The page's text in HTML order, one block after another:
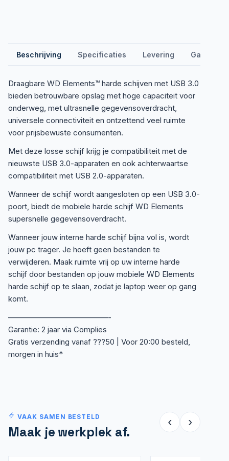
Beschrijving Specificaties Levering Garantie
Draagbare WD Elements™ harde schijven met USB 3.0
bieden betrouwbare opslag met hoge capaciteit voor
onderweg, met ultrasnelle gegevensoverdracht,
universele connectiviteit en ontzettend veel ruimte
voor prijsbewuste consumenten.
Met deze losse schijf krijg je compatibiliteit met de
nieuwste USB 3.0-apparaten en ook achterwaartse
compatibiliteit met USB 2.0-apparaten.
Wanneer de schijf wordt aangesloten op een USB 3.0-
poort, biedt de mobiele harde schijf WD Elements
supersnelle gegevensoverdracht.
Wanneer jouw interne harde schijf bijna vol is, wordt
jouw pc trager. Je hoeft geen bestanden te
verwijderen. Maak ruimte vrij op uw interne harde
schijf door bestanden op jouw mobiele WD Elements
harde schijf op te slaan, zodat je laptop weer op gang
komt.
—————————————-
Garantie: 2 jaar via Complies
Gratis verzending vanaf ???50 | Voor 20:00 besteld,
morgen in huis*
VAAK SAMEN BESTELD
Maak je werkplek af.
‹ ›